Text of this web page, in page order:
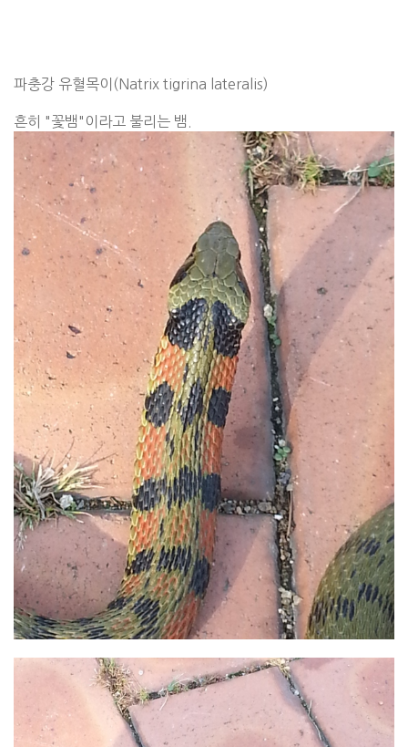
파충강 유혈목이(Natrix tigrina lateralis)
흔히 "꽃뱀"이라고 불리는 뱀.